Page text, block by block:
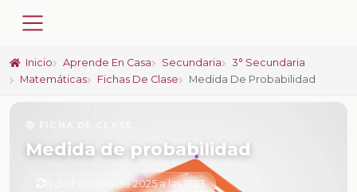
Inicio Aprende En Casa Secundaria
3° Secundaria
Matemáticas
Fichas De Clase Medida De Probabilidad
Medida de probabilidad
6 de Febrero de 2025 a las 17:23